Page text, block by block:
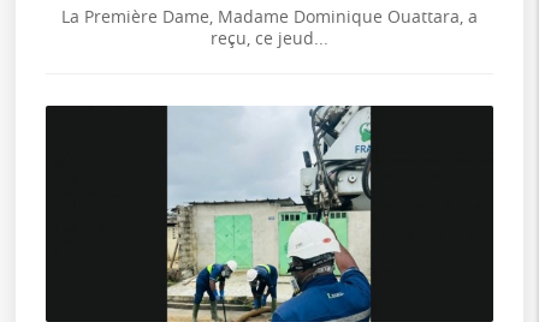
La Première Dame, Madame Dominique Ouattara, a
reçu, ce jeud...